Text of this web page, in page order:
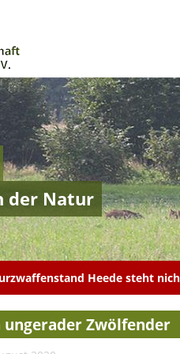
der Natur
Heede steht
ungerader Zwölfender